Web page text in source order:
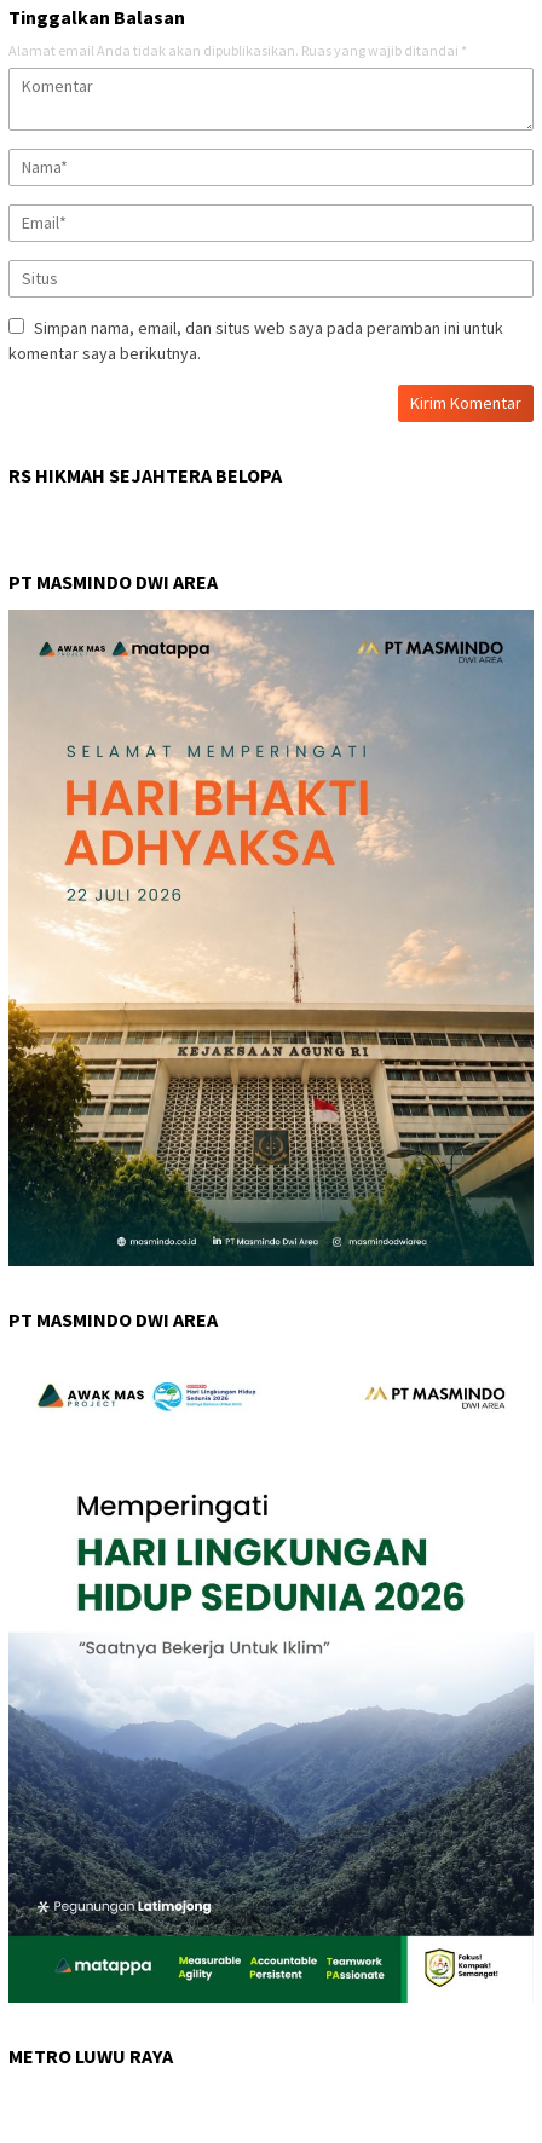
Tinggalkan Balasan
Alamat email Anda tidak akan dipublikasikan. Ruas yang wajib ditandai *
Simpan nama, email, dan situs web saya pada peramban ini untuk
komentar saya berikutnya.
RS HIKMAH SEJAHTERA BELOPA
PT MASMINDO DWI AREA
PT MASMINDO DWI AREA
METRO LUWU RAYA